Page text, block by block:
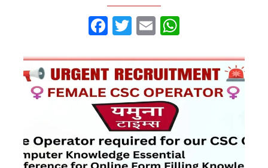
Facebook
Twitter
Email